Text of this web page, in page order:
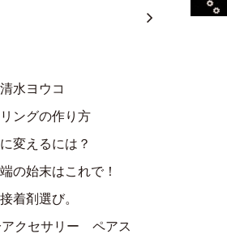
水ヨウコ
ングの作り方
変えるには？
の始末はこれで！
着剤選び。
アクセサリー ペアス